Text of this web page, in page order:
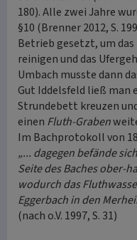
180). Alle zwei Jahre
§10 (Brenner 2012, S.
Betrieb gesetzt, um das
reinigen und das
Umbach musste dann
Gut Iddelsfeld ließ man
Strundebett kreuzen
einen Fluth-Graben
Im Bachprotokoll von
„... dagegen befände
Seite des Baches ober-
wodurch das
Eggerbach in den
(nach o.V. 1997, S. 31)